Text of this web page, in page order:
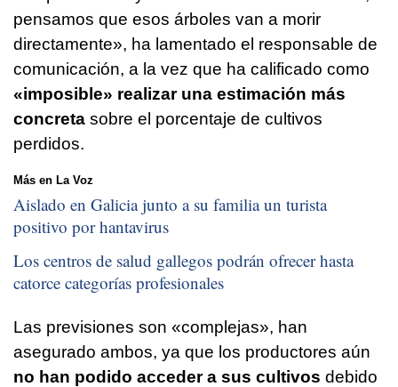
pensamos que esos árboles van a morir
directamente», ha lamentado el responsable de
comunicación, a la vez que ha calificado como
«imposible» realizar una estimación más
concreta sobre el porcentaje de cultivos
perdidos.
Más en La Voz
Aislado en Galicia junto a su familia un turista
positivo por hantavirus
Los centros de salud gallegos podrán ofrecer hasta
catorce categorías profesionales
Las previsiones son «complejas», han
asegurado ambos, ya que los productores aún
no han podido acceder a sus cultivos debido